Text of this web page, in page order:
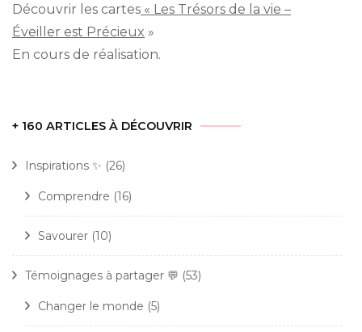
Découvrir les cartes « Les Trésors de la vie –
Éveiller est Précieux »
En cours de réalisation.
+ 160 ARTICLES À DÉCOUVRIR
Inspirations ✨ (26)
Comprendre (16)
Savourer (10)
Témoignages à partager 💬 (53)
Changer le monde (5)